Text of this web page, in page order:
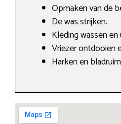
Opmaken van de
De was strijken.
Kleding wassen
Vriezer ontdooien
Harken en